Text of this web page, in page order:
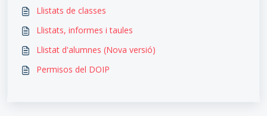
Llistats de classes
Llistats, informes i taules
Llistat d'alumnes (Nova versió)
Permisos del DOIP